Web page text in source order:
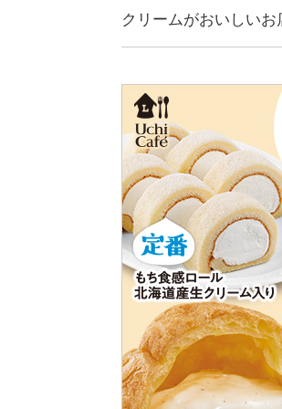
クリームがおいしいお